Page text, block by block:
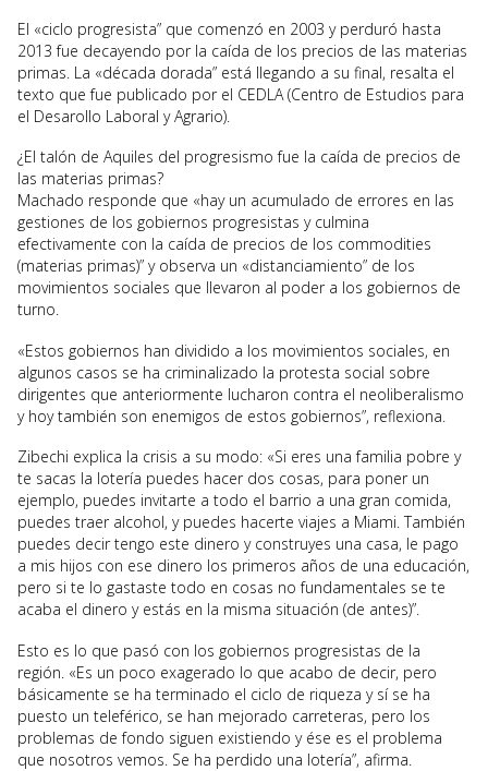
El «ciclo progresista” que comenzó en 2003 y perduró hasta
2013 fue decayendo por la caída de los precios de las materias
primas. La «década dorada” está llegando a su final, resalta el
texto que fue publicado por el CEDLA (Centro de Estudios para
el Desarollo Laboral y Agrario).
¿El talón de Aquiles del progresismo fue la caída de precios de
las materias primas?
Machado responde que «hay un acumulado de errores en las
gestiones de los gobiernos progresistas y culmina
efectivamente con la caída de precios de los commodities
(materias primas)” y observa un «distanciamiento” de los
movimientos sociales que llevaron al poder a los gobiernos de
turno.
«Estos gobiernos han dividido a los movimientos sociales, en
algunos casos se ha criminalizado la protesta social sobre
dirigentes que anteriormente lucharon contra el neoliberalismo
y hoy también son enemigos de estos gobiernos”, reflexiona.
Zibechi explica la crisis a su modo: «Si eres una familia pobre y
te sacas la lotería puedes hacer dos cosas, para poner un
ejemplo, puedes invitarte a todo el barrio a una gran comida,
puedes traer alcohol, y puedes hacerte viajes a Miami. También
puedes decir tengo este dinero y construyes una casa, le pago
a mis hijos con ese dinero los primeros años de una educación,
pero si te lo gastaste todo en cosas no fundamentales se te
acaba el dinero y estás en la misma situación (de antes)”.
Esto es lo que pasó con los gobiernos progresistas de la
región. «Es un poco exagerado lo que acabo de decir, pero
básicamente se ha terminado el ciclo de riqueza y sí se ha
puesto un teleférico, se han mejorado carreteras, pero los
problemas de fondo siguen existiendo y ése es el problema
que nosotros vemos. Se ha perdido una lotería”, afirma.